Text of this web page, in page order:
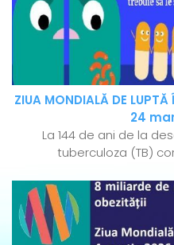
ZIUA MONDIALĂ DE
24
La 144 de ani de la
tuberculoza (TB)